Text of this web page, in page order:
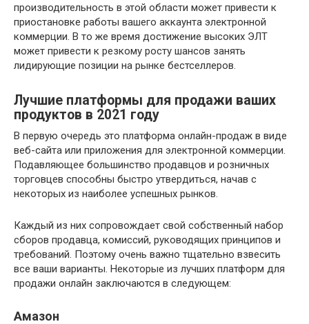
производительность в этой области может привести к
приостановке работы вашего аккаунта электронной
коммерции. В то же время достижение высоких ЭЛТ
может привести к резкому росту шансов занять
лидирующие позиции на рынке бестселлеров.
Лучшие платформы для продажи ваших
продуктов в 2021 году
В первую очередь это платформа онлайн-продаж в виде
веб-сайта или приложения для электронной коммерции.
Подавляющее большинство продавцов и розничных
торговцев способны быстро утвердиться, начав с
некоторых из наиболее успешных рынков.
Каждый из них сопровождает свой собственный набор
сборов продавца, комиссий, руководящих принципов и
требований. Поэтому очень важно тщательно взвесить
все ваши варианты. Некоторые из лучших платформ для
продажи онлайн заключаются в следующем:
Амазон